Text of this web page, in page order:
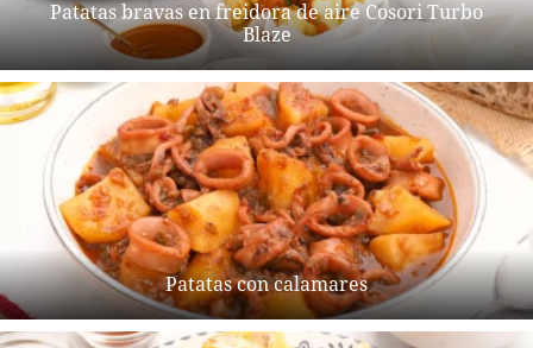
Patatas bravas en freidora de aire Cosori Turbo
Blaze
Patatas con calamares